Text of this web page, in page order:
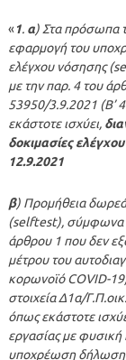
«1. α) Στα πρόσωπα
εφαρμογή του
ελέγχου νόσησης
με την παρ. 4 του
53950/3.9.2021 (Β’
εκάστοτε ισχύει,
δοκιμασίες
12.9.2021
β) Προμήθεια
(selftest), σύμφωνα
άρθρου 1 που δεν
μέτρου του
κορωνοϊό COVID-
στοιχεία Δ1α/
όπως εκάστοτε
εργασίας με φυσική
υποχρέωση